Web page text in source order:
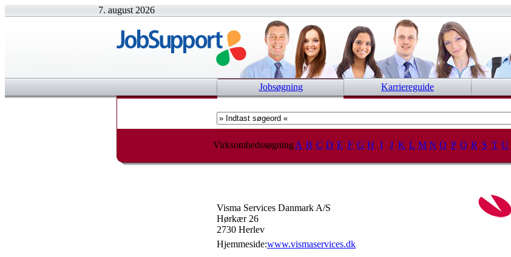
7. august 2026
Jobsøgning Karriereguide
Virksomhedssøgning A B C D E F G H I J K L M N O P Q R S T U
Visma Services Danmark A/S
Hørkær 26
2730 Herlev
Hjemmeside:www.vismaservices.dk